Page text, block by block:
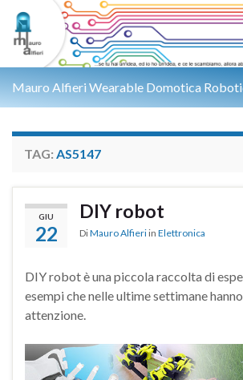
Mauro Alfieri Wearable Domotica
TAG: AS5147
GIU
22
DIY robot
DiMauro Alfieri in Elettronica
DIY robot è una piccola raccolta di
esempi che nelle ultime settimane
attenzione.